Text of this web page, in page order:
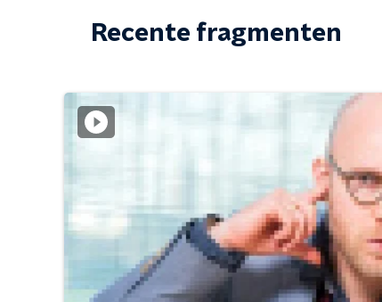
Recente fragmenten